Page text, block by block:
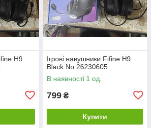
H9
Ігрові навушники Fifine H9
Black No 26230605
В наявності 1 од.
799 ₴
Купити